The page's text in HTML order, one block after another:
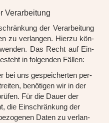
Verarbeitung
der Ver­ar­bei­tung
zu ver­lan­gen. Hier­zu kön­
Das Recht auf Ein­
in fol­gen­den Fäl­len:
bei uns gespei­cher­ten per­
benö­ti­gen wir in der
Für die Dau­er der
die Ein­schrän­kung der
Daten zu ver­lan­